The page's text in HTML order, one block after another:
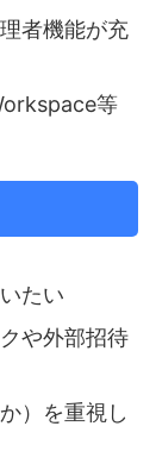
者機能が充
等
たい
や外部招待
）を重視し